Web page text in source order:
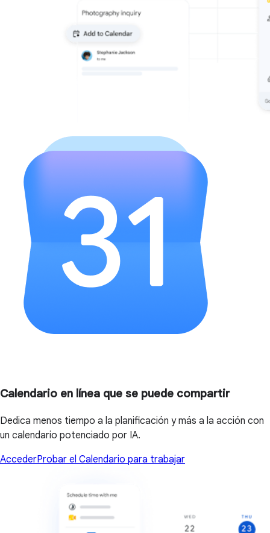
Calendario en línea que se puede compartir
Dedica menos tiempo a la planificación y más a la acción con
un calendario potenciado por IA.
AccederProbar el Calendario para trabajar